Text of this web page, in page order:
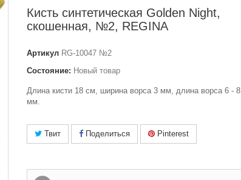
Кисть синтетическая Golden Night,
скошенная, №2, REGINA
Артикул RG-10047 №2
Состояние: Новый товар
Длина кисти 18 см, ширина ворса 3 мм, длина ворса 6 - 8
мм.
Твит Поделиться Pinterest